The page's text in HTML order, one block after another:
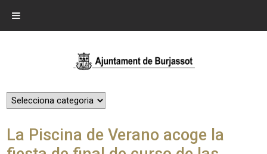
La Piscina de Verano acoge la